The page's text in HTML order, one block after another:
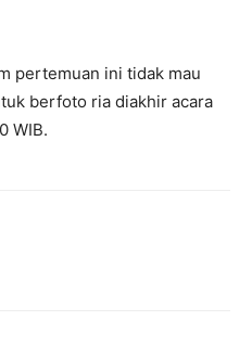
pertemuan ini tidak mau
berfoto ria diakhir acara
WIB.